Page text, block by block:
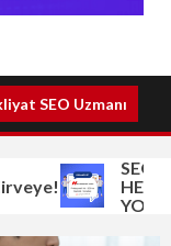
SEO Uzmanı
SEO
HEP AYNI:
YOK?”